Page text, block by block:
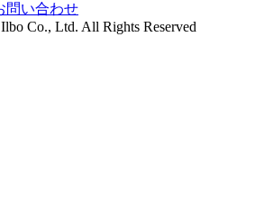
問い合わせ
Co., Ltd. All Rights Reserved